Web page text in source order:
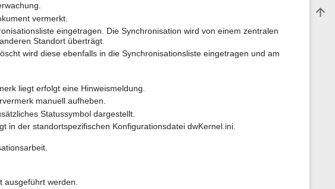
i
n
e
i
vermerkt.
eingetragen. Die Synchronisation wird von einem zentralen
Standort überträgt.
wird diese ebenfalls in die Synchronisationsliste eingetragen und am
liegt erfolgt eine Hinweismeldung.
manuell aufheben.
Statussymbol dargestellt.
in der standortspezifischen Konfigurationsdatei dwKernel.ini.
ausgeführt werden.